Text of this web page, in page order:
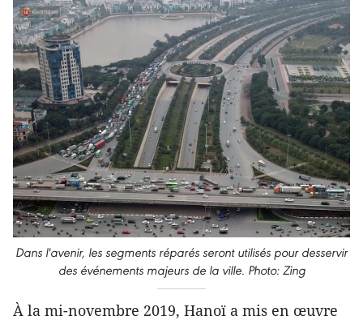
Dans l'avenir, les segments réparés seront utilisés pour desservir
des événements majeurs de la ville. Photo: Zing
À la mi-novembre 2019, Hanoï a mis en œuvre